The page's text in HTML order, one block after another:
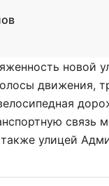
новой
движения,
связь
улицей